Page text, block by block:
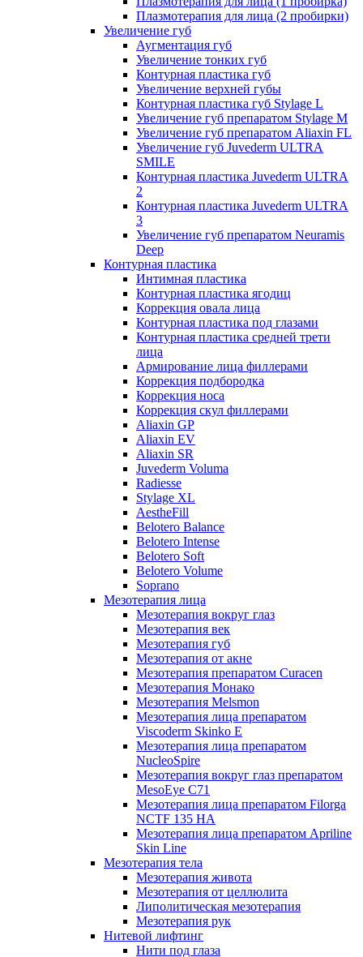
Плазмотерапия для лица (2 пробирки)
Увеличение губ
Аугментация губ
Увеличение тонких губ
Контурная пластика губ
Увеличение верхней губы
Контурная пластика губ Stylage L
Увеличение губ препаратом Stylage M
Увеличение губ препаратом Aliaxin FL
Увеличение губ Juvederm ULTRA
SMILE
Контурная пластика Juvederm ULTRA
2
Контурная пластика Juvederm ULTRA
3
Увеличение губ препаратом Neuramis
Deep
Контурная пластика
Интимная пластика
Контурная пластика ягодиц
Коррекция овала лица
Контурная пластика под глазами
Контурная пластика средней трети
лица
Армирование лица филлерами
Коррекция подбородка
Коррекция носа
Коррекция скул филлерами
Aliaxin GP
Aliaxin EV
Aliaxin SR
Juvederm Voluma
Radiesse
Stylage XL
AestheFill
Belotero Balance
Belotero Intense
Belotero Soft
Belotero Volume
Soprano
Мезотерапия лица
Мезотерапия вокруг глаз
Мезотерапия век
Мезотерапия губ
Мезотерапия от акне
Мезотерапия препаратом Curacen
Мезотерапия Монако
Мезотерапия Melsmon
Мезотерапия лица препаратом
Viscoderm Skinko E
Мезотерапия лица препаратом
NucleoSpire
Мезотерапия вокруг глаз препаратом
MesoEye С71
Мезотерапия лица препаратом Filorga
NCTF 135 HA
Мезотерапия лица препаратом Apriline
Skin Line
Мезотерапия тела
Мезотерапия живота
Мезотерапия от целлюлита
Липолитическая мезотерапия
Мезотерапия рук
Нитевой лифтинг
Нити под глаза